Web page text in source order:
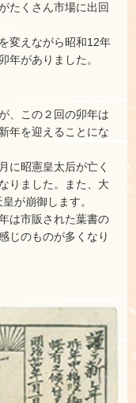
たくさん市場に出回
変えながら昭和12年
年がありました。
、この２回の卯年は
年を迎えることにな
に昭憲皇太后が亡く
りました。また、大
が崩御します。
は市販された葉書の
じのものが多くなり